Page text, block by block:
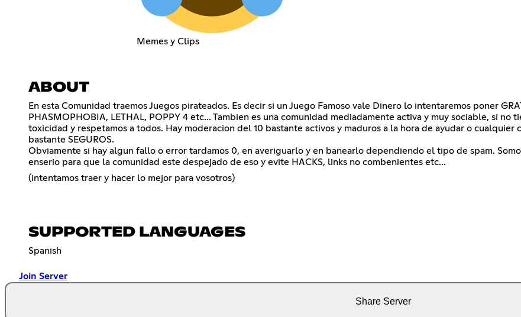
Memes y Clips
ABOUT
En esta Comunidad traemos Juegos pirateados. Es decir si un Juego Famoso vale Dinero lo intentaremos poner
PHASMOPHOBIA, LETHAL, POPPY 4 etc... Tambien es una comunidad mediadamente activa y muy sociable, si no
toxicidad y respetamos a todos. Hay moderacion del 10 bastante activos y maduros a la hora de ayudar o cualquier
bastante SEGUROS.
Obviamente si hay algun fallo o error tardamos 0, en averiguarlo y en banearlo dependiendo el tipo de spam.
enserio para que la comunidad este despejado de eso y evite HACKS, links no combenientes etc...
(intentamos traer y hacer lo mejor para vosotros)
SUPPORTED LANGUAGES
Spanish
Join Server
Share Server